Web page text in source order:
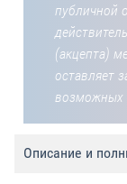
публичной
(акцепта)
оставляет
возможных
Описание и